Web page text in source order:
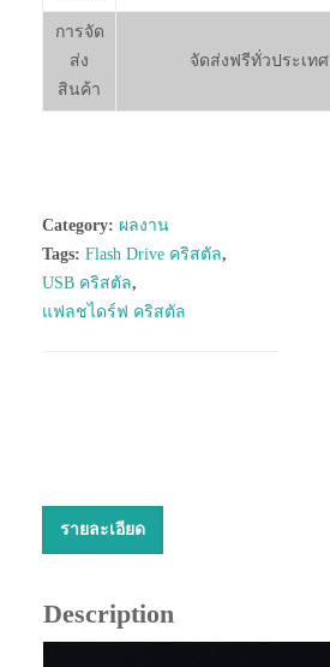
การจัด
ส่ง
สินค้า
จัดส่งฟรีทั่วประเทศ
Category: ผลงาน
Tags: Flash Drive คริสตัล,
USB คริสตัล,
แฟลชไดร์ฟ คริสตัล
รายละเอียด
Description